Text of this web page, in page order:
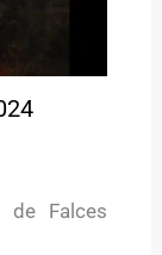
de Falces